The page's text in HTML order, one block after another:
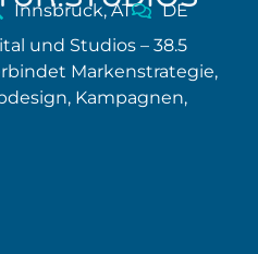
Innsbruck, AT
DE
und Studios – 38.5
Markenstrategie,
Kampagnen,